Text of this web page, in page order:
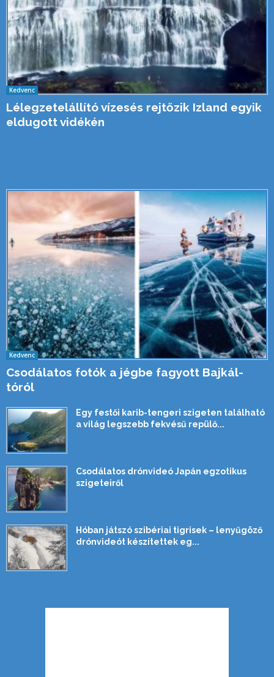
Kedvenc
Lélegzetelállító vízesés rejtőzik Izland egyik
eldugott vidékén
Kedvenc
Csodálatos fotók a jégbe fagyott Bajkál-
tóról
Egy festői karib-tengeri szigeten található
a világ legszebb fekvésű repülő...
Csodálatos drónvideó Japán egzotikus
szigeteiről
Hóban játszó szibériai tigrisek – lenyűgöző
drónvideót készítettek eg...